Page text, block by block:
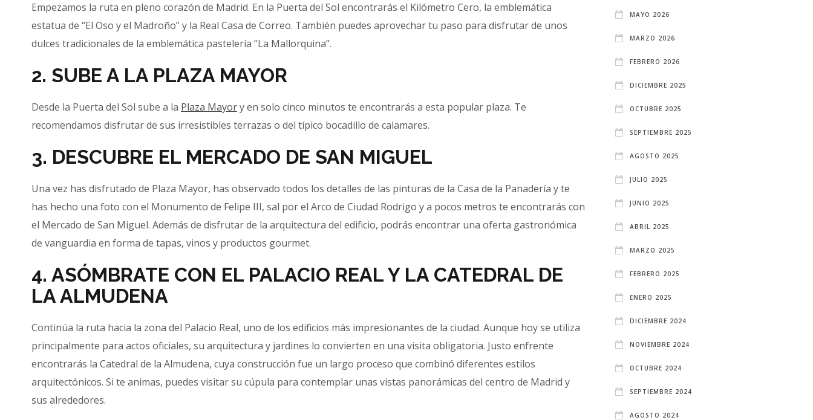
Empezamos la ruta en pleno corazón de Madrid. En la Puerta del Sol encontrarás el Kilómetro Cero, la emblemática
estatua de “El Oso y el Madroño” y la Real Casa de Correo. También puedes aprovechar tu paso para disfrutar de unos
dulces tradicionales de la emblemática pastelería “La Mallorquina”.
2. SUBE A LA PLAZA MAYOR
Desde la Puerta del Sol sube a la Plaza Mayory en solo cinco minutos te encontrarás a esta popular plaza. Te
recomendamos disfrutar de sus irresistibles terrazas o del típico bocadillo de calamares.
3. DESCUBRE EL MERCADO DE SAN MIGUEL
Una vez has disfrutado de Plaza Mayor, has observado todos los detalles de las pinturas de la Casa de la Panadería y te
has hecho una foto con el Monumento de Felipe III, sal por el Arco de Ciudad Rodrigo y a pocos metros te encontrarás con
el Mercado de San Miguel. Además de disfrutar de la arquitectura del edificio, podrás encontrar una oferta gastronómica
de vanguardia en forma de tapas, vinos y productos gourmet.
4. ASÓMBRATE CON EL PALACIO REAL Y LA CATEDRAL DE
LA ALMUDENA
Continúa la ruta hacia la zona del Palacio Real, uno de los edificios más impresionantes de la ciudad. Aunque hoy se utiliza
principalmente para actos oficiales, su arquitectura y jardines lo convierten en una visita obligatoria. Justo enfrente
encontrarás la Catedral de la Almudena, cuya construcción fue un largo proceso que combinó diferentes estilos
arquitectónicos. Si te animas, puedes visitar su cúpula para contemplar unas vistas panorámicas del centro de Madrid y
sus alrededores.
MAYO 2026
MARZO 2026
FEBRERO 2026
DICIEMBRE 2025
OCTUBRE 2025
SEPTIEMBRE 2025
AGOSTO 2025
JULIO 2025
JUNIO 2025
ABRIL 2025
MARZO 2025
FEBRERO 2025
ENERO 2025
DICIEMBRE 2024
NOVIEMBRE 2024
OCTUBRE 2024
SEPTIEMBRE 2024
AGOSTO 2024